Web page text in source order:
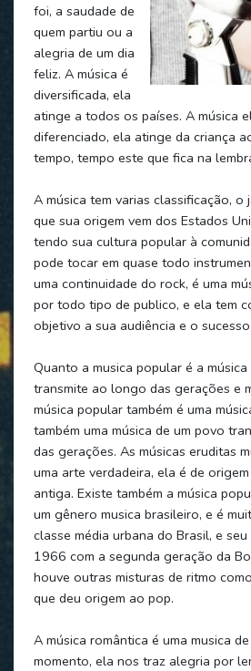
foi, a saudade de
quem partiu ou a
alegria de um dia
feliz. A música é
diversificada, ela
atinge a todos os países. A música
diferenciado, ela atinge da criança
tempo, tempo este que fica na
A música tem varias classificação, o
que sua origem vem dos Estados
tendo sua cultura popular à
pode tocar em quase todo
uma continuidade do rock, é uma
por todo tipo de publico, e ela tem
objetivo a sua audiência e o
Quanto a musica popular é a
transmite ao longo das gerações e
música popular também é uma
também uma música de um povo
das gerações. As músicas eruditas
uma arte verdadeira, ela é de
antiga. Existe também a música
um gênero musica brasileiro, e é
classe média urbana do Brasil, e
1966 com a segunda geração da
houve outras misturas de ritmo
que deu origem ao pop.
A música romântica é uma musica
momento, ela nos traz alegria por